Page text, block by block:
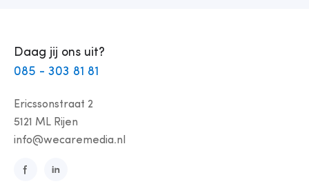
Daag jij ons uit?
085 - 303 81 81
Ericssonstraat 2
5121 ML Rijen
info@wecaremedia.nl